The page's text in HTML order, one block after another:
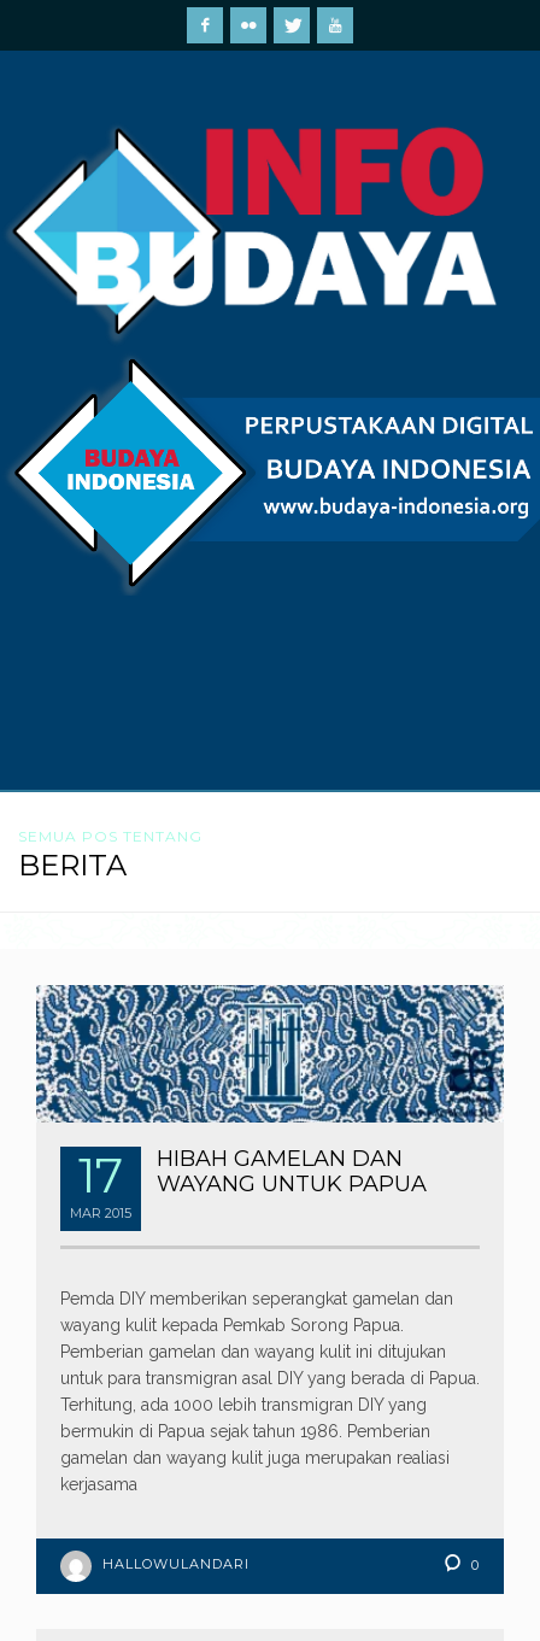
SEMUA POS TENTANG
BERITA
17
MAR 2015
HIBAH GAMELAN DAN
WAYANG UNTUK PAPUA
Pemda DIY memberikan seperangkat gamelan dan
wayang kulit kepada Pemkab Sorong Papua.
Pemberian gamelan dan wayang kulit ini ditujukan
untuk para transmigran asal DIY yang berada di Papua.
Terhitung, ada 1000 lebih transmigran DIY yang
bermukin di Papua sejak tahun 1986. Pemberian
gamelan dan wayang kulit juga merupakan realiasi
kerjasama
HALLOWULANDARI 0